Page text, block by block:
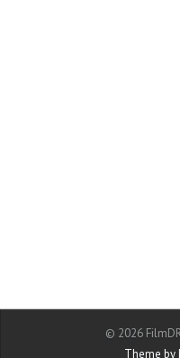
© 2026
Theme by